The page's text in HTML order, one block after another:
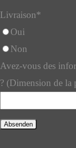
Livraison*
Oui
Non
Avez-vous des
? (Dimension de la
Absenden